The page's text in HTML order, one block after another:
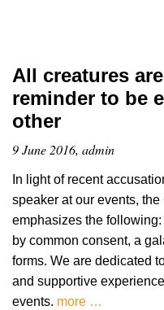
All creatures
reminder to be
other
9 June 2016, admin
In light of recent
speaker at our events,
emphasizes the
by common consent, a
forms. We are dedicated
and supportive
events. more …